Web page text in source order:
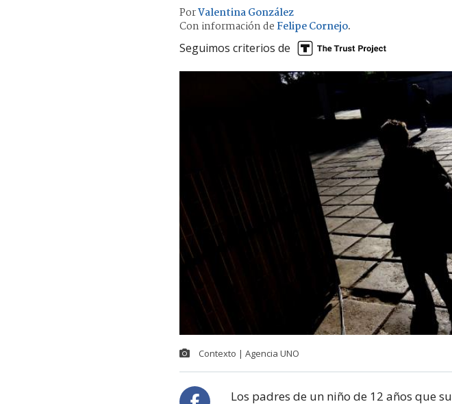
PorValentina González
Con información de Felipe Cornejo.
Seguimos criterios de
Contexto | Agencia UNO
Los padres de un niño de 12 años que